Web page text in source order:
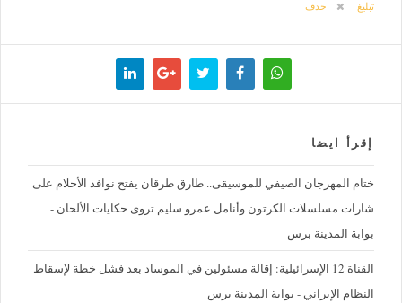
تبليغ
حذف
إقرأ ايضا
ختام المهرجان الصيفي للموسيقى.. طارق طرقان يفتح نوافذ الأحلام على
شارات مسلسلات الكرتون وأنامل عمرو سليم تروى حكايات الألحان -
بوابة المدينة برس
القناة 12 الإسرائيلية: إقالة مسئولين في الموساد بعد فشل خطة لإسقاط
النظام الإيراني - بوابة المدينة برس